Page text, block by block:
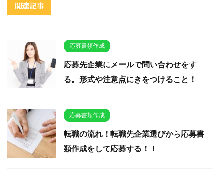
関連記事
応募書類作成
応募先企業にメールで問い合わせをす
る。形式や注意点にきをつけること！
応募書類作成
転職の流れ！転職先企業選びから応募書
類作成をして応募する！！